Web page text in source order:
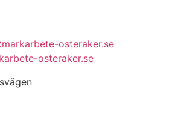
osteraker.se
osteraker.se